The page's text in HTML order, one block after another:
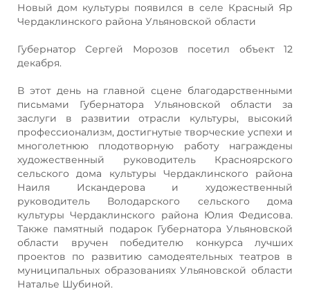
Новый дом культуры появился в селе Красный Яр
Чердаклинского района Ульяновской области
Губернатор Сергей Морозов посетил объект 12
декабря.
В этот день на главной сцене благодарственными
письмами Губернатора Ульяновской области за
заслуги в развитии отрасли культуры, высокий
профессионализм, достигнутые творческие успехи и
многолетнюю плодотворную работу награждены
художественный руководитель Красноярского
сельского дома культуры Чердаклинского района
Наиля Искандерова и художественный
руководитель Володарского сельского дома
культуры Чердаклинского района Юлия Федисова.
Также памятный подарок Губернатора Ульяновской
области вручен победителю конкурса лучших
проектов по развитию самодеятельных театров в
муниципальных образованиях Ульяновской области
Наталье Шубиной.